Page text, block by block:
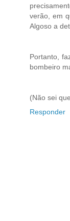
verão, em
Algoso a
Portanto,
bombeiro
(Não sei
Responder